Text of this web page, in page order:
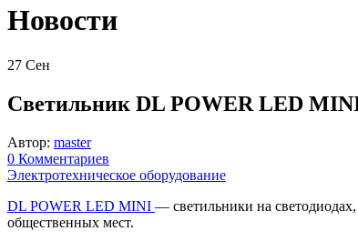
Новости
27 Сен
Светильник DL POWER LED
Автор: master
0 Комментариев
Электротехническое оборудование
DL POWER LED MINI — светильники на
общественных мест.